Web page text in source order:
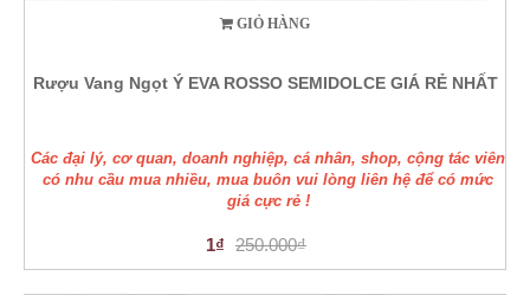
GIỎ HÀNG
Rượu Vang Ngọt Ý EVA ROSSO SEMIDOLCE GIÁ RẺ NHẤT
Các đại lý, cơ quan, doanh nghiệp, cá nhân, shop, cộng tác viên
có nhu cầu mua nhiều, mua buôn vui lòng liên hệ để có mức
giá cực rẻ !
1₫ 250.000₫